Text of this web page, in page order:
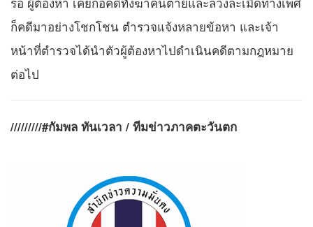
ก็คดีมาอย่างโชกโชน ตำรวจแจ้งหลายข้อหา และเจ้า
หน้าที่ตำรวจได้นำตัวผู้ต้องหาไปดำเนินคดีตามกฎหมาย
ต่อไป
/////////#กัมพล ทันเวลา / ทีมข่าวภาคตะวันตก